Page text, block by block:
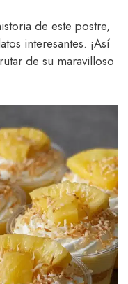
de este postre,
interesantes. ¡Así
de su maravilloso